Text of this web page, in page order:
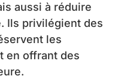
aussi à réduire
Ils privilégient des
les
en offrant des